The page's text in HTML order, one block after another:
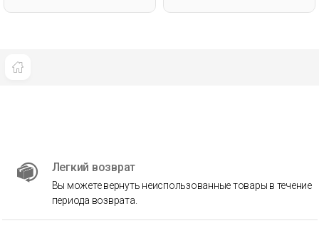
Легкий возврат
Вы можете вернуть неиспользованные товары в течение
периода возврата.